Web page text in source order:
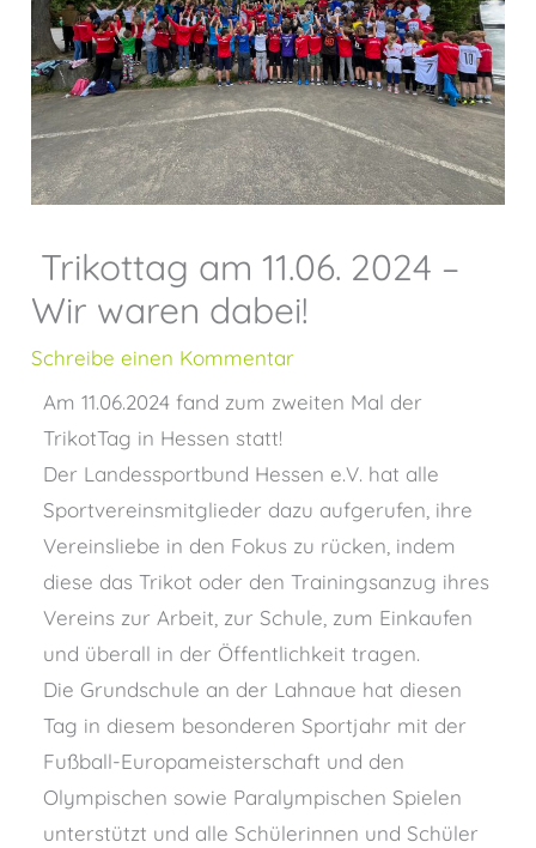
Trikottag am 11.06. 2024 –
Wir waren dabei!
Schreibe einen Kommentar
Am 11.06.2024 fand zum zweiten Mal der
TrikotTag in Hessen statt!
Der Landessportbund Hessen e.V. hat alle
Sportvereinsmitglieder dazu aufgerufen, ihre
Vereinsliebe in den Fokus zu rücken, indem
diese das Trikot oder den Trainingsanzug ihres
Vereins zur Arbeit, zur Schule, zum Einkaufen
und überall in der Öffentlichkeit tragen.
Die Grundschule an der Lahnaue hat diesen
Tag in diesem besonderen Sportjahr mit der
Fußball-Europameisterschaft und den
Olympischen sowie Paralympischen Spielen
unterstützt und alle Schülerinnen und Schüler